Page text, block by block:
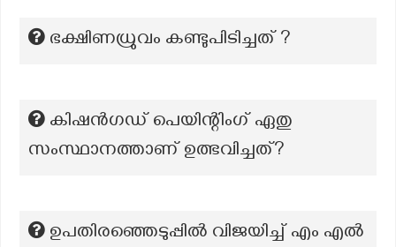
ഭക്ഷിണധ്രുവം കണ്ടുപിടിച്ചത് ?
കിഷൻഗഡ് പെയിന്റിംഗ് ഏതു
സംസ്ഥാനത്താണ് ഉത്ഭവിച്ചത്?
ഉപതിരഞ്ഞെടുപ്പിൽ വിജയിച്ച് എം എൽ